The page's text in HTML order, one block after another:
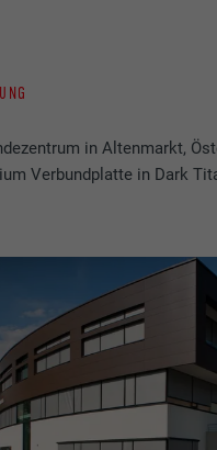
in Altenmarkt,
Verbundplatte in Dark